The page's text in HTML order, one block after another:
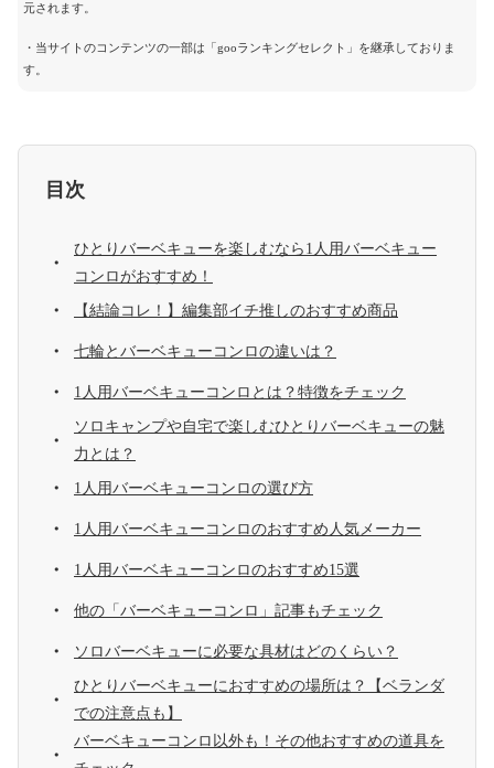
元されます。
・当サイトのコンテンツの一部は「gooランキングセレクト」を継承しておりま
す。
目次
ひとりバーベキューを楽しむなら1人用バーベキュー
コンロがおすすめ！
【結論コレ！】編集部イチ推しのおすすめ商品
七輪とバーベキューコンロの違いは？
1人用バーベキューコンロとは？特徴をチェック
ソロキャンプや自宅で楽しむひとりバーベキューの魅
力とは？
1人用バーベキューコンロの選び方
1人用バーベキューコンロのおすすめ人気メーカー
1人用バーベキューコンロのおすすめ15選
他の「バーベキューコンロ」記事もチェック
ソロバーベキューに必要な具材はどのくらい？
ひとりバーベキューにおすすめの場所は？【ベランダ
での注意点も】
バーベキューコンロ以外も！その他おすすめの道具を